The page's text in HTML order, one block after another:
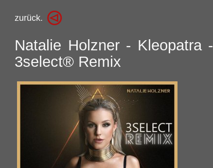
zurück.
Natalie Holzner - Kleopatra -
3select® Remix